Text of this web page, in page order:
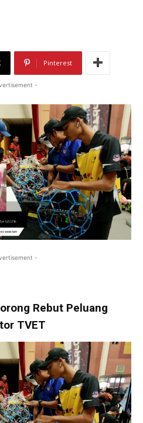
Pinterest
-
-
Rebut Peluang
TVET